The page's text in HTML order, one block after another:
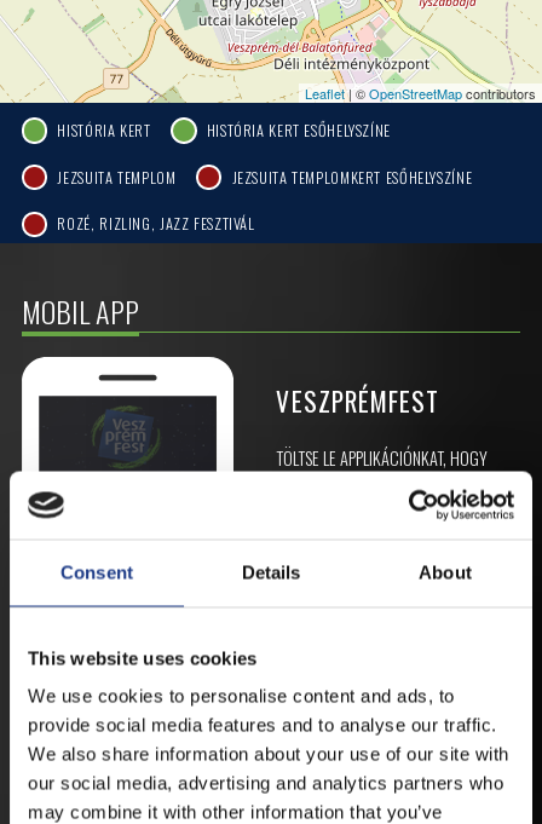
Consent Details About
This website uses cookies
We use cookies to personalise content and ads, to
provide social media features and to analyse our traffic.
We also share information about your use of our site with
our social media, advertising and analytics partners who
may combine it with other information that you’ve
Leaflet| ©OpenStreetMapcontributors
HISTÓRIA KERT HISTÓRIA KERT ESŐHELYSZÍNE
JEZSUITA TEMPLOM JEZSUITA TEMPLOMKERT ESŐHELYSZÍNE
ROZÉ, RIZLING, JAZZ FESZTIVÁL
MOBIL APP
VESZPRÉMFEST
TÖLTSE LE APPLIKÁCIÓNKAT, HOGY
ELSŐ KÉZBŐL ÉRTESÜLHESSEN
LEGFRISSEBB HÍREINKRŐL,
HELYSZÍNVÁLTOZÁSRÓL.
ANDROID